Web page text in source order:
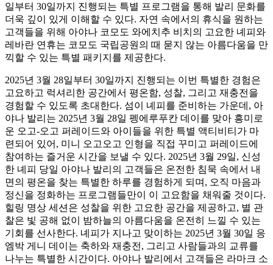
일부터 30일까지 진행되는 특별 프로그램을 통해 발리 문화를
더욱 깊이 있게 이해할 수 있다. 자연 속에서의 휴식을 원하는
고객들을 위해 아야나 코모도 와에치추 비치의 고요한 녜피와
레바란 연휴는 코모도 국립공원의 때 묻지 않는 아름다움을 만
끽할 수 있는 특별 패키지를 제공한다.
2025년 3월 28일부터 30일까지 진행되는 이번 특별한 경험은
고요하고 럭셔리한 공간에서 평온함, 성찰, 그리고 재충전을
경험할 수 있도록 초대한다. 섬이 녜피를 준비하는 가운데, 아
야나 발리는 2025년 3월 28일 펭에루푸칸 데이를 맞아 흥미로
운 오고-오고 퍼레이드와 아이들을 위한 특별 액티비티가 마
련되어 있어, 미니 오고오고 인형을 직접 꾸미고 퍼레이드에
참여하는 즐거운 시간을 보낼 수 있다. 2025년 3월 29일, 신성
한 녜피 당일 아야나 발리의 고객들은 온전한 침묵 속에서 내
면의 평온을 찾는 특별한 하루를 경험하게 되며, 오직 마음과
정신을 정화하는 프로그램들만이 이 고요함을 채워줄 것이다.
힐링 명상 세션은 성찰을 위한 고요한 공간을 제공하고, 별 관
찰은 빛 공해 없이 밤하늘의 아름다움을 온전히 느낄 수 있는
기회를 선사한다. 녜피가 지나고 맞이하는 2025년 3월 30일 응
엠박 게니 데이는 축하와 재충전, 그리고 사람들과의 교류를
나누는 특별한 시간이다. 아야나 발리에서 고객들은 라마크 소